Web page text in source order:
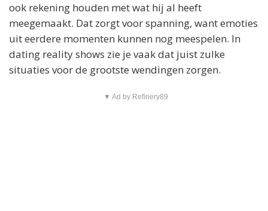
ook rekening houden met wat hij al heeft
meegemaakt. Dat zorgt voor spanning, want emoties
uit eerdere momenten kunnen nog meespelen. In
dating reality shows zie je vaak dat juist zulke
situaties voor de grootste wendingen zorgen.
▼ Ad by Refinery89